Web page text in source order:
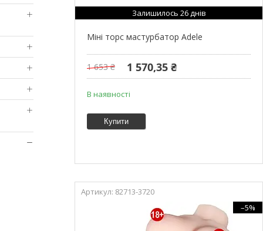
Залишилось 26 днів
Міні торс мастурбатор Adele
1 653 ₴ 1 570,35 ₴
В наявності
Купити
82713-3720
–5%